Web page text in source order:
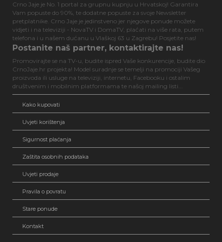
Crno Jaje je No. 1 portal za grupnu kupnju u Hrvatskoj! Garantira
Vam popuste do 90%, te dodatne popuste za svoje Newsletter
pretplatnike. Crno Jaje je jedinstveno jer njegove ponude možete
vidjeti i na televiziji - NovaTV i DomaTV, plaćati na više rata, putem
telefona i u našem dućanu u Vlaškoj 63 u Zagrebu! Posjetite nas!
Postanite naš partner, kontaktirajte nas!
Promovirajte se na TV-u, budite ispred Vaše konkurencije, budite dio
CrnoJaje.hr projekta! Model suradnje se temelji na promociji Vašeg
proizvoda ili usluge na televiziji, internetu, Facebooku i ostalim
društvenim i mobilnim platformama te našoj mailing listi...
Kako kupovati
Uvjeti korištenja
Sigurnost plaćanja
Zaštita osobnih podataka
Uvjeti prodaje
Pravila o povratu
Stare ponude
Kontakt